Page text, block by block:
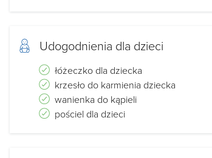
Udogodnienia dla dzieci
łóżeczko dla dziecka
krzesło do karmienia dziecka
wanienka do kąpieli
pościel dla dzieci